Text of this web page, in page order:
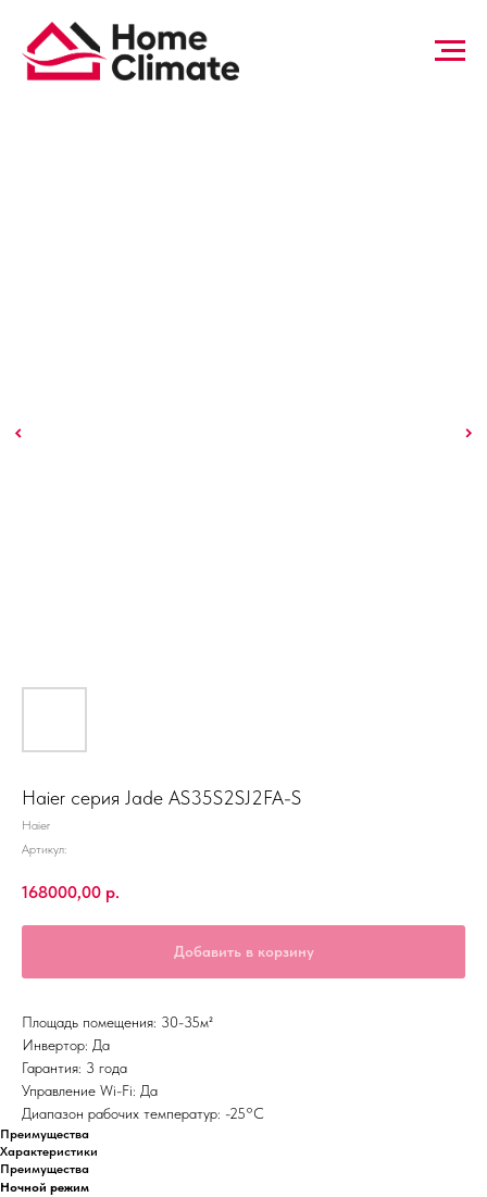
Haier серия Jade AS35S2SJ2FA-S
Haier
Артикул:
168000,00 р.
Добавить в корзину
Площадь помещения: 30-35м²
Инвертор: Да
Гарантия: 3 года
Управление Wi-Fi: Да
Диапазон рабочих температур: -25°С
Преимущества
Характеристики
Преимущества
Ночной режим